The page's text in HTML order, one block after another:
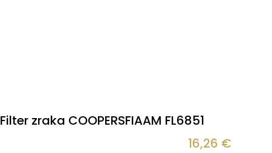
Filter zraka COOPERSFIAAM FL6851
16,26 €